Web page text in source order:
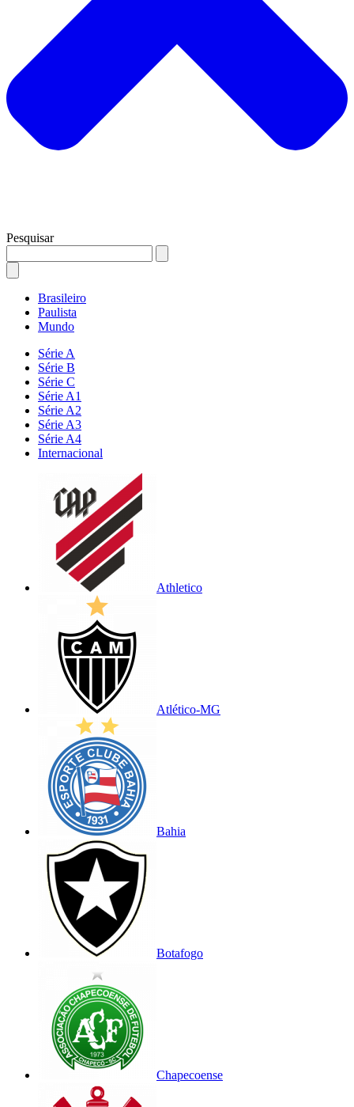
Pesquisar
Brasileiro
Paulista
Mundo
Série A
Série B
Série C
Série A1
Série A2
Série A3
Série A4
Internacional
Athletico
Atlético-MG
Bahia
Botafogo
Chapecoense